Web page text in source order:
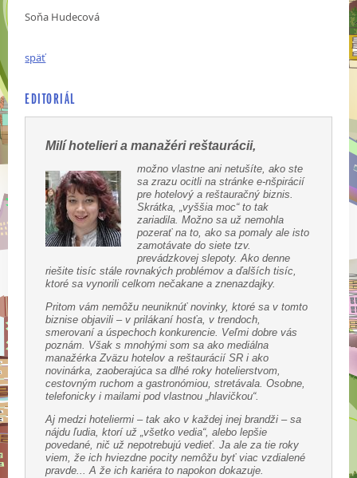
Soňa Hudecová
späť
EDITORIÁL
Milí hotelieri a manažéri reštaurácii,
možno vlastne ani netušíte, ako ste
sa zrazu ocitli na stránke e-nšpirácií
pre hotelový a reštauračný biznis.
Skrátka, „vyššia moc“ to tak
zariadila. Možno sa už nemohla
pozerať na to, ako sa pomaly ale isto
zamotávate do siete tzv.
prevádzkovej slepoty. Ako denne
riešite tisíc stále rovnakých problémov a ďalších tisíc,
ktoré sa vynorili celkom nečakane a znenazdajky.
Pritom vám nemôžu neuniknúť novinky, ktoré sa v tomto
biznise objavili – v prilákaní hosťa, v trendoch,
smerovaní a úspechoch konkurencie. Veľmi dobre vás
poznám. Však s mnohými som sa ako mediálna
manažérka Zväzu hotelov a reštaurácií SR i ako
novinárka, zaoberajúca sa dlhé roky hotelierstvom,
cestovným ruchom a gastronómiou, stretávala. Osobne,
telefonicky i mailami pod vlastnou „hlavičkou“.
Aj medzi hoteliermi – tak ako v každej inej brandži – sa
nájdu ľudia, ktorí už „všetko vedia“, alebo lepšie
povedané, nič už nepotrebujú vedieť. Ja ale za tie roky
viem, že ich hviezdne pocity nemôžu byť viac vzdialené
pravde... A že ich kariéra to napokon dokazuje.